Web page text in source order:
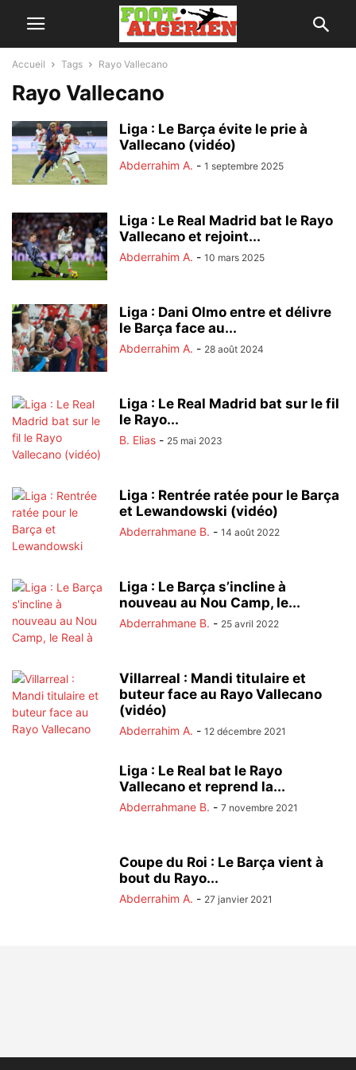
Accueil Tags Rayo Vallecano
Rayo Vallecano
Liga : Le Barça évite le prie à
Vallecano (vidéo)
Abderrahim A. - 1 septembre 2025
Liga : Le Real Madrid bat le Rayo
Vallecano et rejoint...
Abderrahim A. - 10 mars 2025
Liga : Dani Olmo entre et délivre
le Barça face au...
Abderrahim A. - 28 août 2024
Liga : Le Real Madrid bat sur le fil
le Rayo...
B. Elias - 25 mai 2023
Liga : Rentrée ratée pour le Barça
et Lewandowski (vidéo)
Abderrahmane B. - 14 août 2022
Liga : Le Barça s’incline à
nouveau au Nou Camp, le...
Abderrahmane B. - 25 avril 2022
Villarreal : Mandi titulaire et
buteur face au Rayo Vallecano
(vidéo)
Abderrahim A. - 12 décembre 2021
Liga : Le Real bat le Rayo
Vallecano et reprend la...
Abderrahmane B. - 7 novembre 2021
Coupe du Roi : Le Barça vient à
bout du Rayo...
Abderrahim A. - 27 janvier 2021